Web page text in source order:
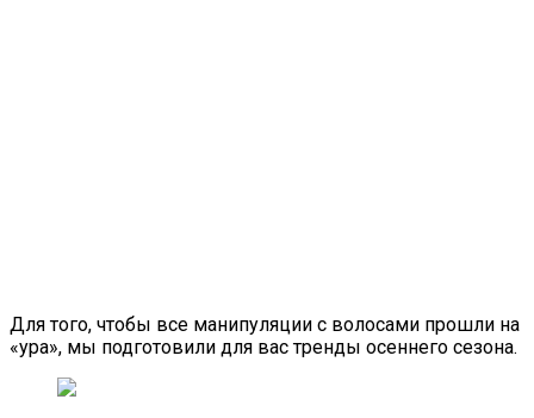
Для того, чтобы все манипуляции с волосами прошли на
«ура», мы подготовили для вас тренды осеннего сезона.